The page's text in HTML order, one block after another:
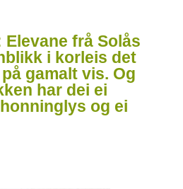
frå Solås
i korleis det
gamalt vis. Og
har dei ei
og ei